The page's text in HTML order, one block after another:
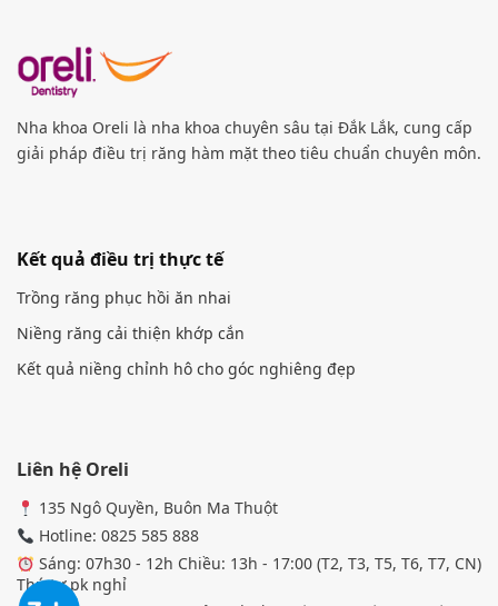
Nha khoa Oreli là nha khoa chuyên sâu tại Đắk Lắk, cung cấp
giải pháp điều trị răng hàm mặt theo tiêu chuẩn chuyên môn.
Kết quả điều trị thực tế
Trồng răng phục hồi ăn nhai
Niềng răng cải thiện khớp cắn
Kết quả niềng chỉnh hô cho góc nghiêng đẹp
Liên hệ Oreli
135 Ngô Quyền, Buôn Ma Thuột
Hotline: 0825 585 888
Sáng: 07h30 - 12h Chiều: 13h - 17:00 (T2, T3, T5, T6, T7, CN)
Thứ tư pk nghỉ